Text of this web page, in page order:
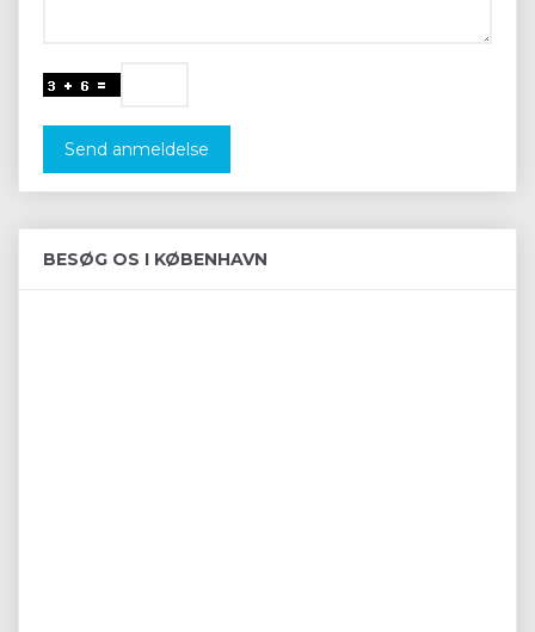
Send anmeldelse
BESØG OS I KØBENHAVN